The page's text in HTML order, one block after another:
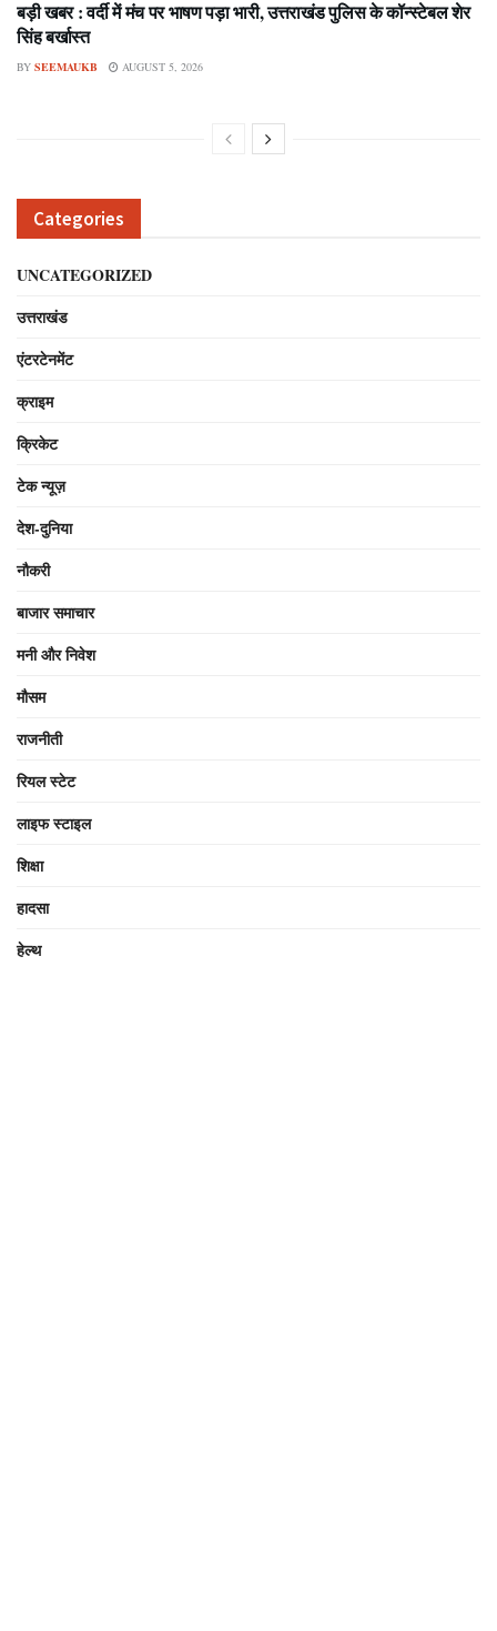
बड़ी खबर : वर्दी में मंच पर भाषण पड़ा भारी, उत्तराखंड पुलिस के कॉन्स्टेबल शेर
सिंह बर्खास्त
BY SEEMAUKB AUGUST 5, 2026
Categories
UNCATEGORIZED
उत्तराखंड
एंटरटेनमेंट
क्राइम
क्रिकेट
टेक न्यूज़
देश-दुनिया
नौकरी
बाजार समाचार
मनी और निवेश
मौसम
राजनीती
रियल स्टेट
लाइफ स्टाइल
शिक्षा
हादसा
हेल्थ